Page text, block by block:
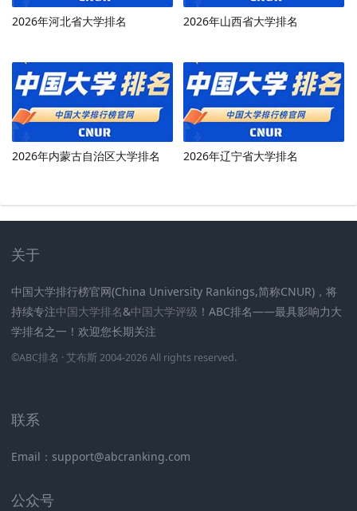
2026年河北省大学排名 2026年山西省大学排名
2026年内蒙古自治区大学排名 2026年辽宁省大学排名
关于
中国大学排行榜官网(China University Rankings,简称CNUR)，将
持续专注中国大学排名&中国大学评级 ！ABC排名——最具影响力大
学排名之一！欢迎您长期关注
©ABC排名 · 艾布斯 2004-2026 All rights reserved.
联系
Email：support@abcranking.com
公众号